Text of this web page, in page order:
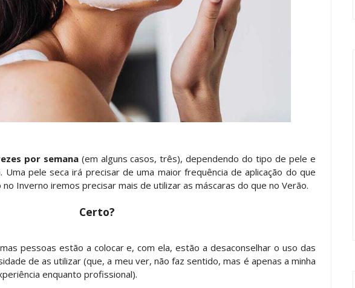
por semana(em alguns casos, três), dependendo do tipo de pele e
Uma pele seca irá precisar de uma maior frequência de aplicação do que
Inverno iremos precisar mais de utilizar as máscaras do que no Verão.
Certo?
pessoas estão a colocar e, com ela, estão a desaconselhar o uso das
de as utilizar (que, a meu ver, não faz sentido, mas é apenas a minha
enquanto profissional).